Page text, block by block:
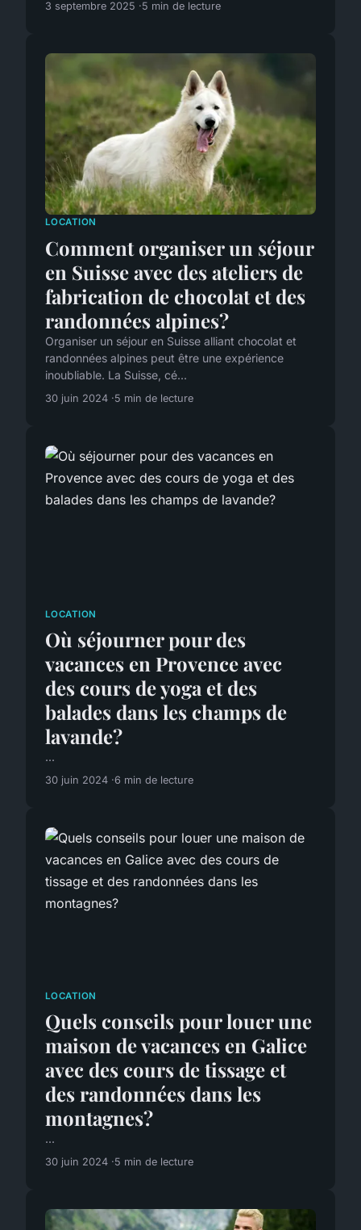
3 septembre 2025 5 min de lecture
LOCATION
Comment organiser un séjour
en Suisse avec des ateliers de
fabrication de chocolat et des
randonnées alpines?
Organiser un séjour en Suisse alliant chocolat et
randonnées alpines peut être une expérience
inoubliable. La Suisse, cé...
30 juin 2024 5 min de lecture
LOCATION
Où séjourner pour des
vacances en Provence avec
des cours de yoga et des
balades dans les champs de
lavande?
...
30 juin 2024 6 min de lecture
LOCATION
Quels conseils pour louer une
maison de vacances en Galice
avec des cours de tissage et
des randonnées dans les
montagnes?
...
30 juin 2024 5 min de lecture